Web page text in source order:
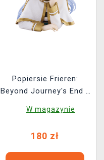
Popiersie Frieren:
Beyond Journey's End -
W magazynie
180 zł